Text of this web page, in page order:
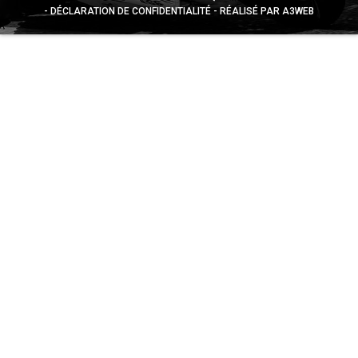
DÉCLARATION DE CONFIDENTIALITÉ
RÉALISÉ PAR A3WEB